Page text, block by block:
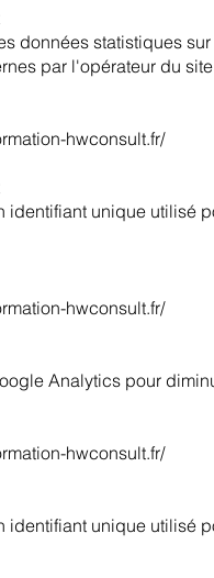
données statistiques
par l'opérateur du
hwconsult.fr/
identifiant unique utilisé
hwconsult.fr/
Analytics pour
hwconsult.fr/
identifiant unique utilisé